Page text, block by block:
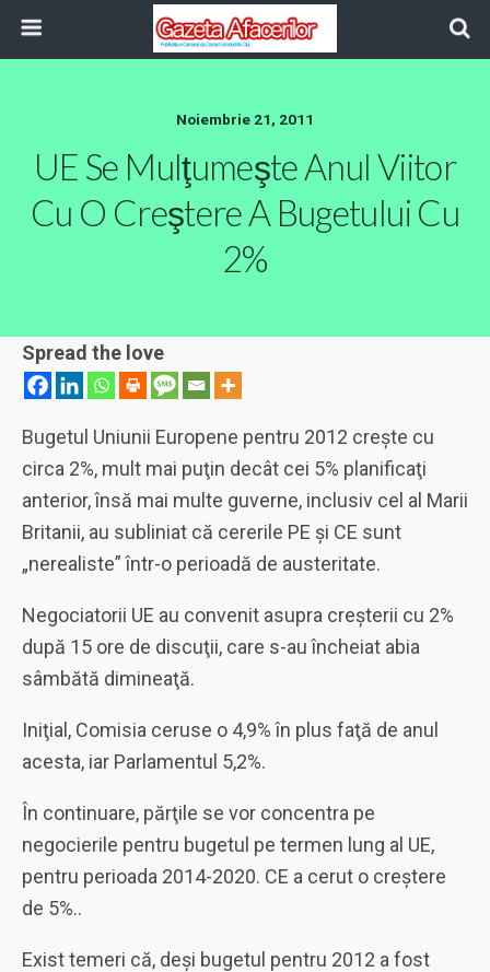
Noiembrie 21, 2011
UE Se Mulţumeşte Anul Viitor
Cu O Creştere A Bugetului Cu
2%
Spread the love
Bugetul Uniunii Europene pentru 2012 creşte cu
circa 2%, mult mai puţin decât cei 5% planificaţi
anterior, însă mai multe guverne, inclusiv cel al Marii
Britanii, au subliniat că cererile PE şi CE sunt
„nerealiste” într-o perioadă de austeritate.
Negociatorii UE au convenit asupra creşterii cu 2%
după 15 ore de discuţii, care s-au încheiat abia
sâmbătă dimineaţă.
Iniţial, Comisia ceruse o 4,9% în plus faţă de anul
acesta, iar Parlamentul 5,2%.
În continuare, părţile se vor concentra pe
negocierile pentru bugetul pe termen lung al UE,
pentru perioada 2014-2020. CE a cerut o creştere
de 5%..
Exist temeri că, deşi bugetul pentru 2012 a fost